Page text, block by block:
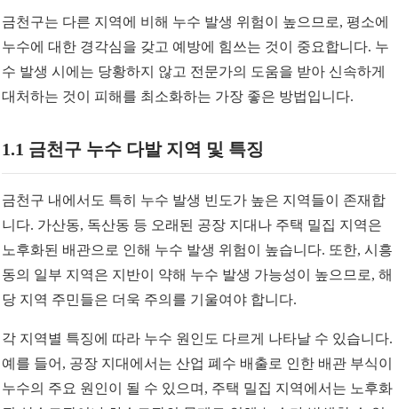
금천구는 다른 지역에 비해 누수 발생 위험이 높으므로, 평소에
누수에 대한 경각심을 갖고 예방에 힘쓰는 것이 중요합니다. 누
수 발생 시에는 당황하지 않고 전문가의 도움을 받아 신속하게
대처하는 것이 피해를 최소화하는 가장 좋은 방법입니다.
1.1 금천구 누수 다발 지역 및 특징
금천구 내에서도 특히 누수 발생 빈도가 높은 지역들이 존재합
니다. 가산동, 독산동 등 오래된 공장 지대나 주택 밀집 지역은
노후화된 배관으로 인해 누수 발생 위험이 높습니다. 또한, 시흥
동의 일부 지역은 지반이 약해 누수 발생 가능성이 높으므로, 해
당 지역 주민들은 더욱 주의를 기울여야 합니다.
각 지역별 특징에 따라 누수 원인도 다르게 나타날 수 있습니다.
예를 들어, 공장 지대에서는 산업 폐수 배출로 인한 배관 부식이
누수의 주요 원인이 될 수 있으며, 주택 밀집 지역에서는 노후화